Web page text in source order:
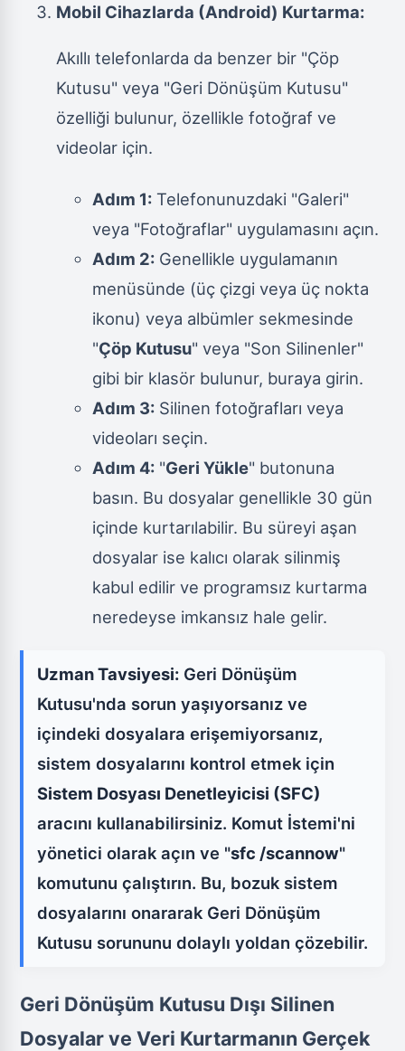
Mobil Cihazlarda (Android) Kurtarma:
Akıllı telefonlarda da benzer bir "Çöp
Kutusu" veya "Geri Dönüşüm Kutusu"
özelliği bulunur, özellikle fotoğraf ve
videolar için.
Adım 1: Telefonunuzdaki "Galeri"
veya "Fotoğraflar" uygulamasını açın.
Adım 2: Genellikle uygulamanın
menüsünde (üç çizgi veya üç nokta
ikonu) veya albümler sekmesinde
"Çöp Kutusu" veya "Son Silinenler"
gibi bir klasör bulunur, buraya girin.
Adım 3: Silinen fotoğrafları veya
videoları seçin.
Adım 4: "Geri Yükle" butonuna
basın. Bu dosyalar genellikle 30 gün
içinde kurtarılabilir. Bu süreyi aşan
dosyalar ise kalıcı olarak silinmiş
kabul edilir ve programsız kurtarma
neredeyse imkansız hale gelir.
Uzman Tavsiyesi: Geri Dönüşüm
Kutusu'nda sorun yaşıyorsanız ve
içindeki dosyalara erişemiyorsanız,
sistem dosyalarını kontrol etmek için
Sistem Dosyası Denetleyicisi (SFC)
aracını kullanabilirsiniz. Komut İstemi'ni
yönetici olarak açın ve "sfc /scannow"
komutunu çalıştırın. Bu, bozuk sistem
dosyalarını onararak Geri Dönüşüm
Kutusu sorununu dolaylı yoldan çözebilir.
Geri Dönüşüm Kutusu Dışı Silinen
Dosyalar ve Veri Kurtarmanın Gerçek